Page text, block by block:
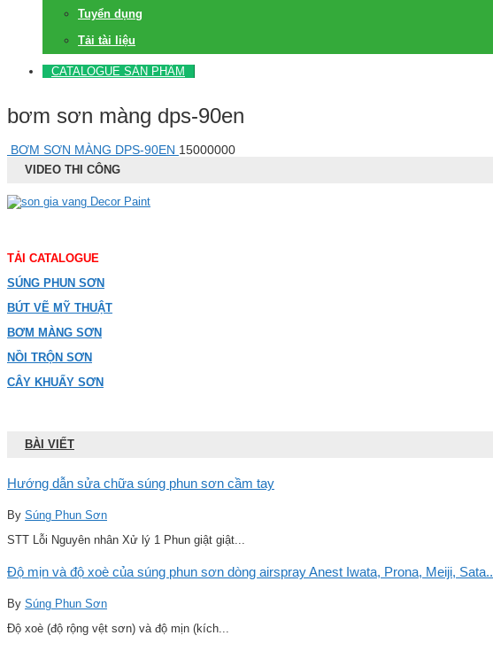
Tuyển dụng
Tải tài liệu
CATALOGUE SẢN PHẨM
bơm sơn màng dps-90en
BƠM SƠN MÀNG DPS-90EN 15000000
VIDEO THI CÔNG
TẢI CATALOGUE
SÚNG PHUN SƠN
BÚT VẼ MỸ THUẬT
BƠM MÀNG SƠN
NỒI TRỘN SƠN
CÂY KHUẤY SƠN
BÀI VIẾT
Hướng dẫn sửa chữa súng phun sơn cầm tay
By Súng Phun Sơn
STT Lỗi Nguyên nhân Xử lý 1 Phun giật giật...
Độ mịn và độ xoè của súng phun sơn dòng airspray Anest Iwata, Prona, Meiji, Sata..
By Súng Phun Sơn
Độ xoè (độ rộng vệt sơn) và độ mịn (kích...